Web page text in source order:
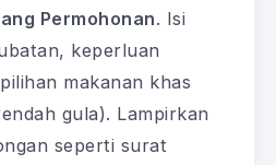
Permohonan. Isi
keperluan
makanan khas
gula). Lampirkan
seperti surat